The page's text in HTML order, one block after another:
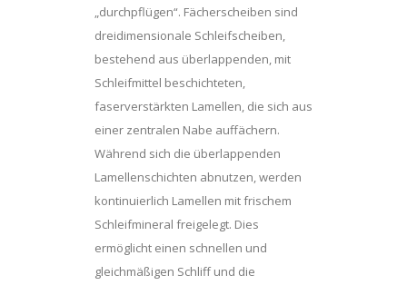
„durchpflügen“. Fächerscheiben sind
dreidimensionale Schleifscheiben,
bestehend aus überlappenden, mit
Schleifmittel beschichteten,
faserverstärkten Lamellen, die sich aus
einer zentralen Nabe auffächern.
Während sich die überlappenden
Lamellenschichten abnutzen, werden
kontinuierlich Lamellen mit frischem
Schleifmineral freigelegt. Dies
ermöglicht einen schnellen und
gleichmäßigen Schliff und die